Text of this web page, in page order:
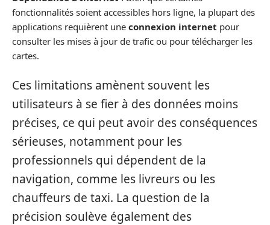
fonctionnalités soient accessibles hors ligne, la plupart des
applications requièrent une connexion internet pour
consulter les mises à jour de trafic ou pour télécharger les
cartes.
Ces limitations amènent souvent les
utilisateurs à se fier à des données moins
précises, ce qui peut avoir des conséquences
sérieuses, notamment pour les
professionnels qui dépendent de la
navigation, comme les livreurs ou les
chauffeurs de taxi. La question de la
précision soulève également des